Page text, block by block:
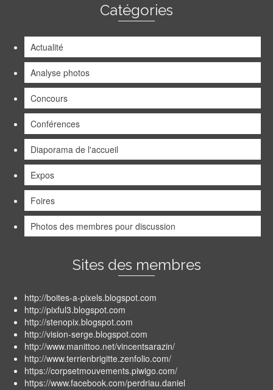
Catégories
Actualité
Analyse photos
Concours
Conférences
Diaporama de l'accueil
Expos
Foires
Photos des membres pour discussion
Sites des membres
http://boites-a-pixels.blogspot.com
http://pixful3.blogspot.com
http://stenopix.blogspot.com
http://vision-serge.blogspot.com
http://www.manittoo.net/vincentsarazin/
http://www.terrienbrigitte.zenfolio.com/
https://corpsetmouvements.piwigo.com/
https://www.facebook.com/perdriau.daniel